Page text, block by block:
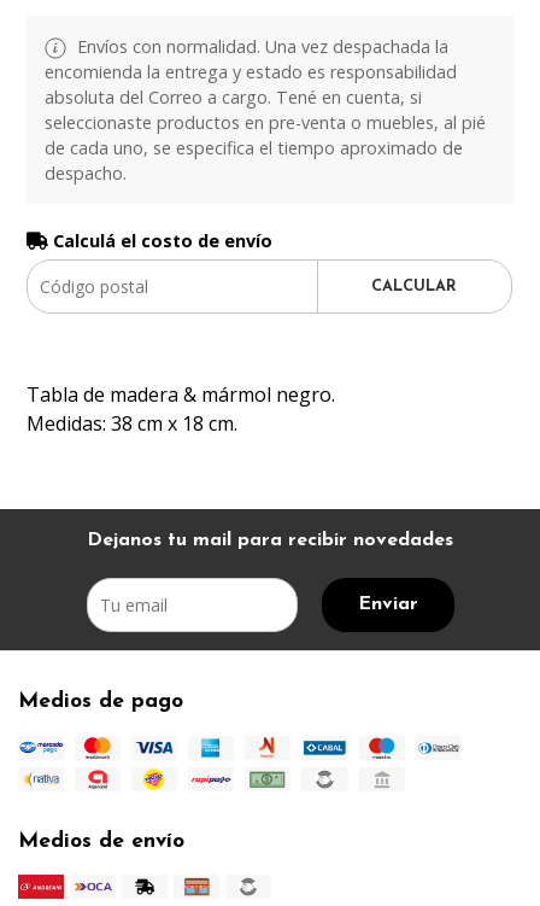
Envíos con normalidad. Una vez despachada la
encomienda la entrega y estado es responsabilidad
absoluta del Correo a cargo. Tené en cuenta, si
seleccionaste productos en pre-venta o muebles, al pié
de cada uno, se especifica el tiempo aproximado de
despacho.
Calculá el costo de envío
CALCULAR
Tabla de madera & mármol negro.
Medidas: 38 cm x 18 cm.
Dejanos tu mail para recibir novedades
Enviar
Medios de pago
Medios de envío